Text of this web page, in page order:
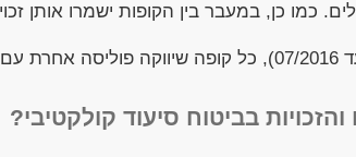
כמו כן, במעבר בין הקופות ישמרו אותן
שונים.
בביטוח סיעוד קולקטיבי?